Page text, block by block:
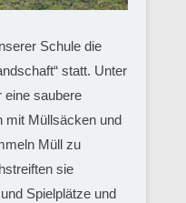
Schule die
statt. Unter
eine saubere
mit Müllsäcken und
Müll zu
sie
Spielplätze und